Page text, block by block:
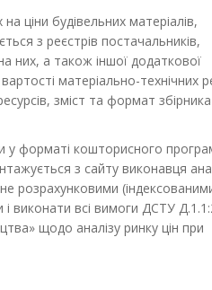
ціни будівельних матеріалів,
з реєстрів постачальників,
них, а також іншої додаткової
матеріально-технічних
зміст та формат збірника
у форматі кошторисного
з сайту виконавця
розрахунковими
і виконати всі вимоги ДСТУ
щодо аналізу ринку цін при